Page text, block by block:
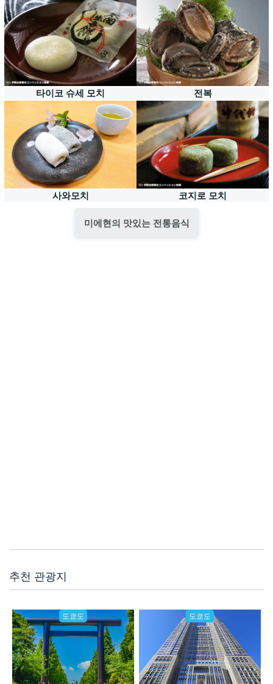
타이코 슈세 모치 전복
사와모치 코지로 모치
미에현의 맛있는 전통음식
추천 관광지
도쿄도 도쿄도